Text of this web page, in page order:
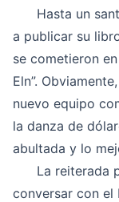
Hasta un
a publicar su
se cometieron
Eln”.
nuevo equipo
la danza de
abultada y lo
La reiterada
conversar con el